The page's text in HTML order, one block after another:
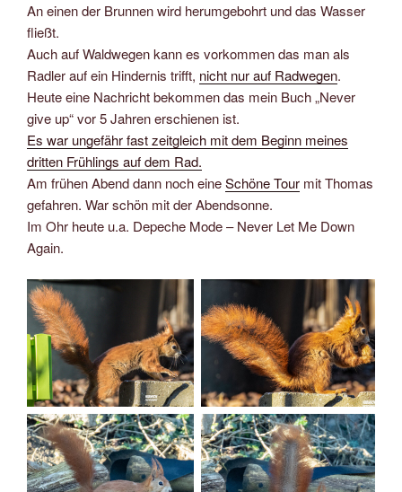
An einen der Brunnen wird herumgebohrt und das Wasser
fließt.
Auch auf Waldwegen kann es vorkommen das man als
Radler auf ein Hindernis trifft, nicht nur auf Radwegen.
Heute eine Nachricht bekommen das mein Buch „Never
give up“ vor 5 Jahren erschienen ist.
Es war ungefähr fast zeitgleich mit dem Beginn meines
dritten Frühlings auf dem Rad.
Am frühen Abend dann noch eineSchöne Tour mit Thomas
gefahren. War schön mit der Abendsonne.
Im Ohr heute u.a. Depeche Mode – Never Let Me Down
Again.